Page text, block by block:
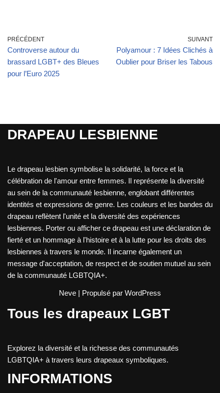
PRÉCÉDENT
Controverse autour du
brassard LGBT+ des Bleues
pour l’Euro 2025
SUIVANT
Polyamour : 7 Idées Clichés à
Oublier pour Briser les Tabous
DRAPEAU LESBIENNE
Le drapeau lesbien symbolise la solidarité, la force et la
célébration de l'amour entre femmes. Il représente la diversité
au sein de la communauté lesbienne, englobant différentes
identités et expressions de genre. Les couleurs et les bandes du
drapeau reflètent l'unité et la diversité des expériences
lesbiennes. Porter ou afficher ce drapeau est une déclaration de
fierté et un hommage à l'histoire et à la lutte pour les droits des
lesbiennes à travers le monde. Il incarne également un
message d'acceptation, de respect et de soutien mutuel au sein
de la communauté LGBTQIA+.
Neve | Propulsé par WordPress
Tous les drapeaux LGBT
Explorez la diversité et la richesse des communautés
LGBTQIA+ à travers leurs drapeaux symboliques.
INFORMATIONS